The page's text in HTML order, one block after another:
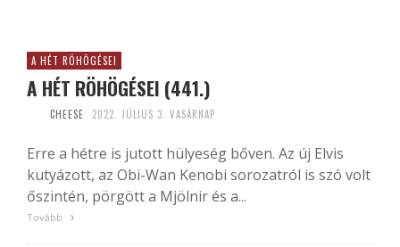
A HÉT RÖHÖGÉSEI
A HÉT RÖHÖGÉSEI (441.)
CHEESE 2022. JÚLIUS 3. VASÁRNAP
Erre a hétre is jutott hülyeség bőven. Az új Elvis
kutyázott, az Obi-Wan Kenobi sorozatról is szó volt
őszintén, pörgött a Mjölnir és a...
Tovább